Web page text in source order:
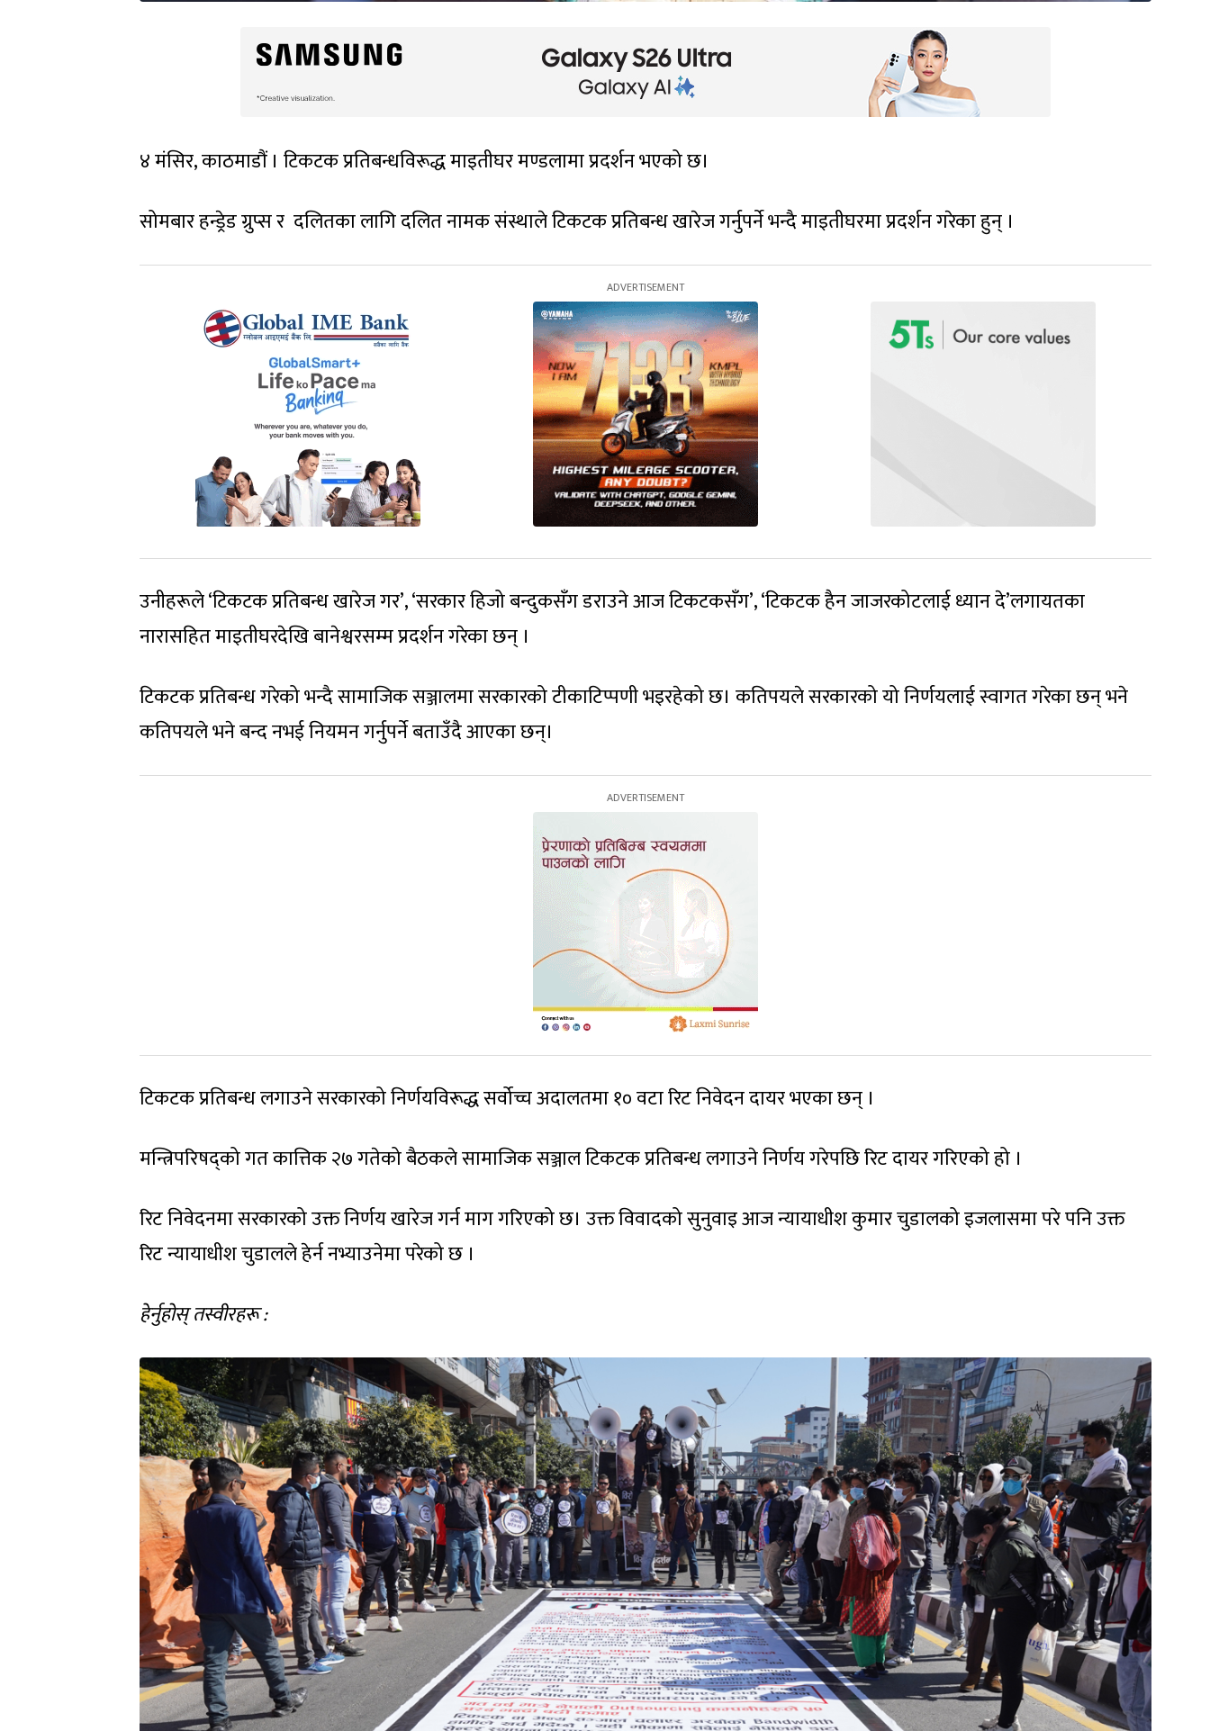
४ मंसिर, काठमाडौं । टिकटक प्रतिबन्धविरूद्ध माइतीघर मण्डलामा प्रदर्शन भएको छ।
सोमबार हन्ड्रेड ग्रुप्स र दलितका लागि दलित नामक संस्थाले टिकटक प्रतिबन्ध खारेज गर्नुपर्ने भन्दै माइतीघरमा प्रदर्शन गरेका हुन् ।
उनीहरूले ‘टिकटक प्रतिबन्ध खारेज गर’, ‘सरकार हिजो बन्दुकसँग डराउने आज टिकटकसँग’, ‘टिकटक हैन जाजरकोटलाई ध्यान दे’लगायतका
नारासहित माइतीघरदेखि बानेश्वरसम्‍म प्रदर्शन गरेका छन् ।
टिकटक प्रतिबन्ध गरेको भन्दै सामाजिक सञ्जालमा सरकारको टीकाटिप्पणी भइरहेको छ। कतिपयले सरकारको यो निर्णयलाई स्वागत गरेका छन् भने
कतिपयले भने बन्द नभई नियमन गर्नुपर्ने बताउँदै आएका छन्।
टिकटक प्रतिबन्ध लगाउने सरकारको निर्णयविरूद्ध सर्वोच्च अदालतमा १० वटा रिट निवेदन दायर भएका छन् ।
मन्त्रिपरिषद्को गत कात्तिक २७ गतेको बैठकले सामाजिक सञ्जाल टिकटक प्रतिबन्ध लगाउने निर्णय गरेपछि रिट दायर गरिएको हो ।
रिट निवेदनमा सरकारको उक्त निर्णय खारेज गर्न माग गरिएको छ। उक्त विवादको सुनुवाइ आज न्यायाधीश कुमार चुडालको इजलासमा परे पनि उक्त
रिट न्यायाधीश चुडालले हेर्न नभ्याउनेमा परेको छ ।
हेर्नुहोस् तस्वीरहरू :